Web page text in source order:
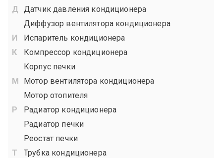
Датчик давления кондиционера
Диффузор вентилятора кондиционера
Испаритель кондиционера
Компрессор кондиционера
Корпус печки
Мотор вентилятора кондиционера
Мотор отопителя
Радиатор кондиционера
Радиатор печки
Реостат печки
Трубка кондиционера